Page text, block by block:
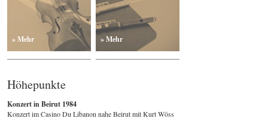
» Mehr » Mehr
Höhepunkte
Konzert in Beirut 1984
Konzert im Casino Du Libanon nahe Beirut mit Kurt Wöss